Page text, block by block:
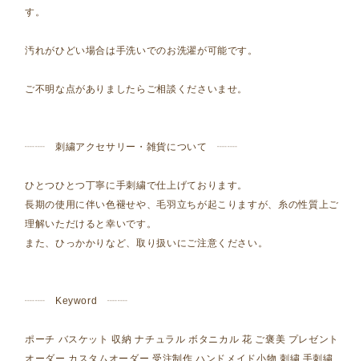
す。
汚れがひどい場合は手洗いでのお洗濯が可能です。
ご不明な点がありましたらご相談くださいませ。
┈┈ 刺繍アクセサリー・雑貨について ┈┈
ひとつひとつ丁寧に手刺繍で仕上げております。
長期の使用に伴い色褪せや、毛羽立ちが起こりますが、糸の性質上ご
理解いただけると幸いです。
また、ひっかかりなど、取り扱いにご注意ください。
┈┈ Keyword ┈┈
ポーチ バスケット 収納 ナチュラル ボタニカル 花 ご褒美 プレゼント
オーダー カスタムオーダー 受注制作 ハンドメイド小物 刺繍 手刺繍